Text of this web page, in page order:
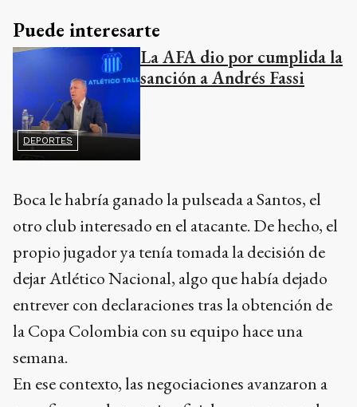
Puede interesarte
DEPORTES
La AFA dio por cumplida la
sanción a Andrés Fassi
Boca le habría ganado la pulseada a Santos, el
otro club interesado en el atacante. De hecho, el
propio jugador ya tenía tomada la decisión de
dejar Atlético Nacional, algo que había dejado
entrever con declaraciones tras la obtención de
la Copa Colombia con su equipo hace una
semana.
En ese contexto, las negociaciones avanzaron a